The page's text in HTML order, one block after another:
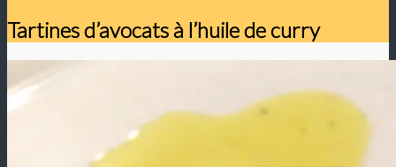
Tartines d’avocats à l’huile de curry